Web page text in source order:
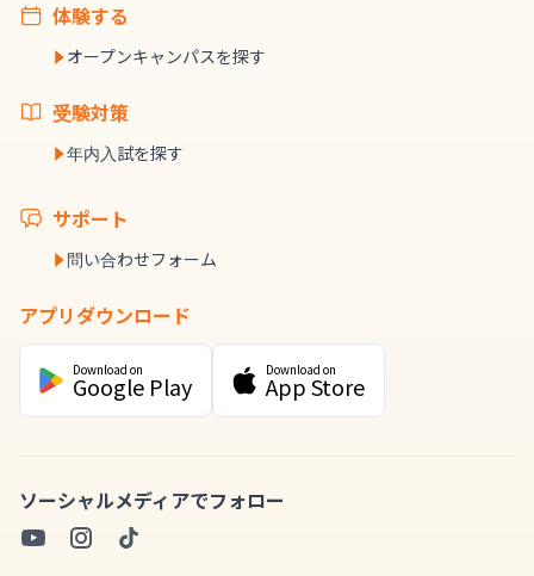
体験する
オープンキャンパスを探す
受験対策
年内入試を探す
サポート
問い合わせフォーム
アプリダウンロード
Download on
Google Play
Download on
App Store
ソーシャルメディアでフォロー